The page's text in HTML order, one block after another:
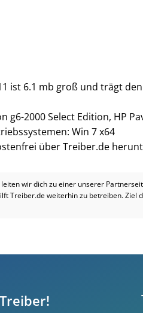
ist 6.1 mb groß und trägt
g6-2000 Select Edition, HP
Win 7 x64
über Treiber.de
wir dich zu einer unserer
Treiber.de weiterhin zu betreiben.